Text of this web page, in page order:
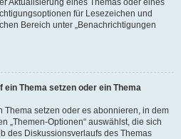
Aktualisierung eines Themas oder eines
für Lesezeichen und
Bereich unter „Benachrichtigungen
ein Thema setzen oder ein Thema
Thema setzen oder es abonnieren, in dem
„Themen-Optionen“ auswählst, die sich
des Diskussionsverlaufs des Themas